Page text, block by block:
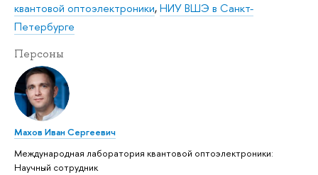
квантовой оптоэлектроники,НИУ ВШЭ в Санкт-
Петербурге
Персоны
Махов Иван Сергеевич
Международная лаборатория квантовой оптоэлектроники:
Научный сотрудник